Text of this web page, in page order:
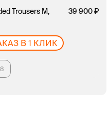
Trousers M,
39 900
В 1 КЛИК
руб.